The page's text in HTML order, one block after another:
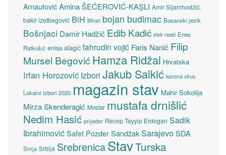
Arnautović Amina ŠEĆEROVIĆ-KAŞLI Amir Sijamhodžić.
bakir izetbegović BiH Bihać bojan budimac Bosanski jezik
Bošnjaci Damir Hadžić Edib Kadić elvir resić Enes
Ratkušić enisa alagić fahrudin vojić Faris Nanić Filip
Mursel Begović Hamza Ridžal Hrvatska
Irfan Horozović Izbori Jakub Salkić korona virus
Lokalni izbori 2020 magazin stav Mahir Sokolija
Mirza Skenderagić Mostar mustafa drnišlić
Nedim Hasić prijedor Recep Tayyip Erdogan Sadik
Ibrahimović Safet Pozder SandžakSarajevoSDA
Sirija Srbija SrebrenicaStavTurska